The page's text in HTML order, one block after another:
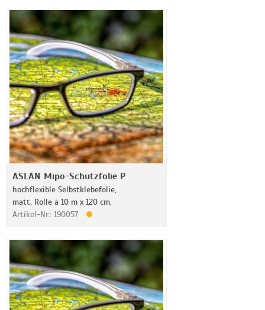
ASLAN Mipo-Schutzfolie P
hochflexible Selbstklebefolie,
matt, Rolle à 10 m x 120 cm,
Artikel-Nr.: 190057